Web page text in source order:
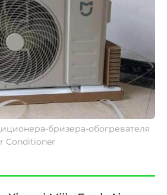
бризера-обогревателя
Conditioner